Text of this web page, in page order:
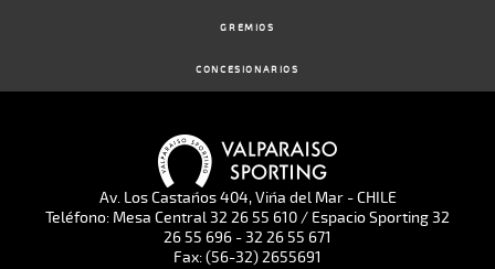
GREMIOS
CONCESIONARIOS
Av. Los Castaños 404, Viña del Mar - CHILE
Teléfono: Mesa Central 32 26 55 610 / Espacio Sporting 32
26 55 696 - 32 26 55 671
Fax: (56-32) 2655691